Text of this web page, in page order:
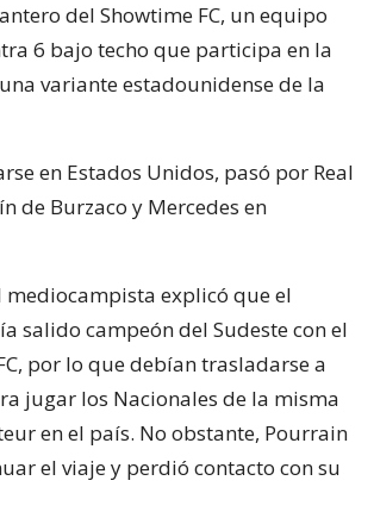
del Showtime FC, un equipo
6 bajo techo que participa en la
variante estadounidense de la
en Estados Unidos, pasó por Real
de Burzaco y Mercedes en
mediocampista explicó que el
salido campeón del Sudeste con el
por lo que debían trasladarse a
jugar los Nacionales de la misma
en el país. No obstante, Pourrain
el viaje y perdió contacto con su